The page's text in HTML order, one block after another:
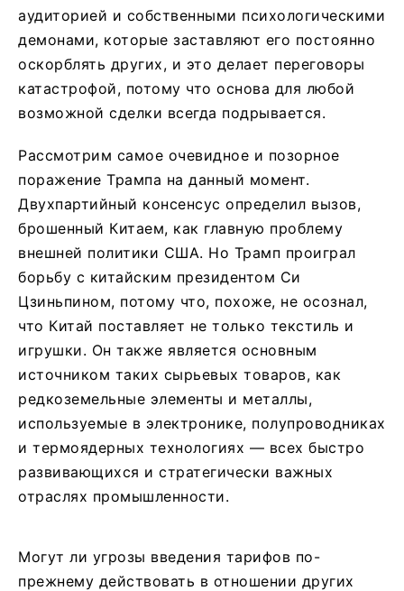
аудиторией и собственными психологическими
демонами, которые заставляют его постоянно
оскорблять других, и это делает переговоры
катастрофой, потому что основа для любой
возможной сделки всегда подрывается.
Рассмотрим самое очевидное и позорное
поражение Трампа на данный момент.
Двухпартийный консенсус определил вызов,
брошенный Китаем, как главную проблему
внешней политики США. Но Трамп проиграл
борьбу с китайским президентом Си
Цзиньпином, потому что, похоже, не осознал,
что Китай поставляет не только текстиль и
игрушки. Он также является основным
источником таких сырьевых товаров, как
редкоземельные элементы и металлы,
используемые в электронике, полупроводниках
и термоядерных технологиях — всех быстро
развивающихся и стратегически важных
отраслях промышленности.
Могут ли угрозы введения тарифов по-
прежнему действовать в отношении других